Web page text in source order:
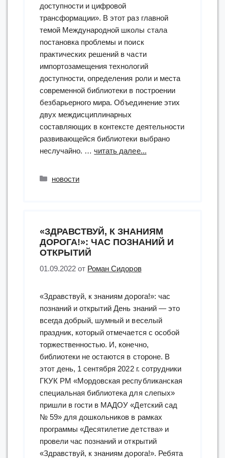
доступности и цифровой
трансформации». В этот раз главной
темой Международной школы стала
постановка проблемы и поиск
практических решений в части
импортозамещения технологий
доступности, определения роли и места
современной библиотеки в построении
безбарьерного мира. Объединение этих
двух междисциплинарных
составляющих в контексте деятельности
развивающейся библиотеки выбрано
неслучайно. …читать далее...
Рубрики
новости
«ЗДРАВСТВУЙ, К ЗНАНИЯМ
ДОРОГА!»: ЧАС ПОЗНАНИЙ И
ОТКРЫТИЙ
01.09.2022 от Роман Сидоров
«Здравствуй, к знаниям дорога!»: час
познаний и открытий День знаний — это
всегда добрый, шумный и веселый
праздник, который отмечается с особой
торжественностью. И, конечно,
библиотеки не остаются в стороне. В
этот день, 1 сентября 2022 г. сотрудники
ГКУК РМ «Мордовская республиканская
специальная библиотека для слепых»
пришли в гости в МАДОУ «Детский сад
№ 59» для дошкольников в рамках
программы «Десятилетие детства» и
провели час познаний и открытий
«Здравствуй, к знаниям дорога!». Ребята